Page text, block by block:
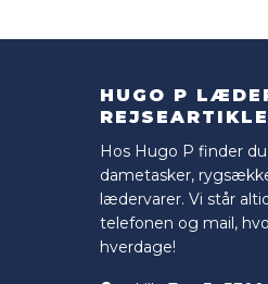
HUGO P
Hos Hugo P finder
dametasker,
lædervarer. Vi står
telefonen og mail,
hverdage!